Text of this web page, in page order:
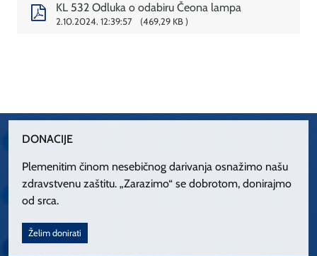
KL 532 Odluka o odabiru Čeona lampa
2.10.2024. 12:39:57 469,29 KB
DONACIJE
Plemenitim činom nesebičnog darivanja osnažimo našu
zdravstvenu zaštitu. „Zarazimo“ se dobrotom, donirajmo
od srca.
Želim donirati